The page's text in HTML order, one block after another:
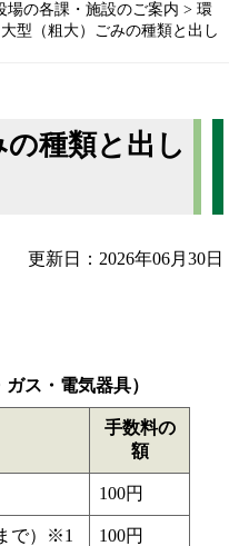
場の各課・施設のご案内 > 環
型（粗大）ごみの種類と出し
種類と出し
更新日：2026年06月30日
ス・電気器具）
手数料の
額
100円
で）※1 100円